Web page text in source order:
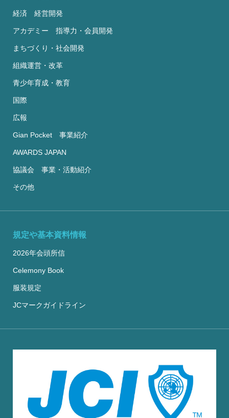
経済 経営開発
アカデミー 指導力・会員開発
まちづくり・社会開発
組織運営・改革
青少年育成・教育
国際
広報
Gian Pocket 事業紹介
AWARDS JAPAN
協議会 事業・活動紹介
その他
規定や基本資料情報
2026年会頭所信
Celemony Book
服装規定
JCマークガイドライン